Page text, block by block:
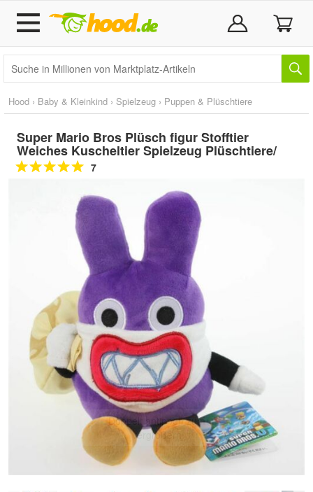
Hood › Baby & Kleinkind › Spielzeug › Puppen & Plüschtiere
Super Mario Bros Plüsch figur Stofftier
Weiches Kuscheltier Spielzeug Plüschtiere/
7
Doppelt antippen zum
vergrößern